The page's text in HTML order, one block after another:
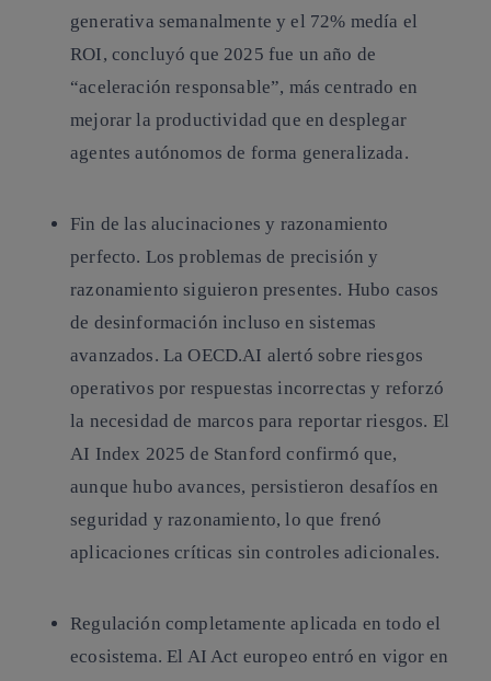
generativa semanalmente y el 72% medía el
ROI, concluyó que 2025 fue un año de
“aceleración responsable”, más centrado en
mejorar la productividad que en desplegar
agentes autónomos de forma generalizada.
Fin de las alucinaciones y razonamiento
perfecto. Los problemas de precisión y
razonamiento siguieron presentes. Hubo casos
de desinformación incluso en sistemas
avanzados. La OECD.AI alertó sobre riesgos
operativos por respuestas incorrectas y reforzó
la necesidad de marcos para reportar riesgos. El
AI Index 2025 de Stanford confirmó que,
aunque hubo avances, persistieron desafíos en
seguridad y razonamiento, lo que frenó
aplicaciones críticas sin controles adicionales.
Regulación completamente aplicada en todo el
ecosistema.El AI Act europeo entró en vigor en